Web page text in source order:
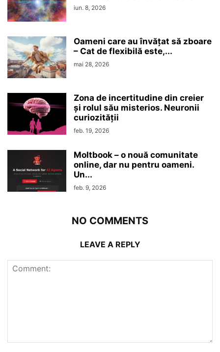
iun. 8, 2026
Oameni care au învățat să zboare
– Cat de flexibilă este,...
mai 28, 2026
Zona de incertitudine din creier
şi rolul său misterios. Neuronii
curiozităţii
feb. 19, 2026
Moltbook – o nouă comunitate
online, dar nu pentru oameni.
Un...
feb. 9, 2026
NO COMMENTS
LEAVE A REPLY